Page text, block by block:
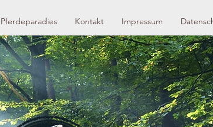
Pferdeparadies Kontakt Impressum